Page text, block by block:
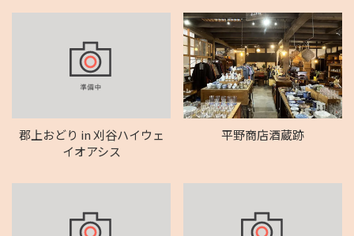
郡上おどり in 刈谷ハイウェ
イオアシス
平野商店酒蔵跡